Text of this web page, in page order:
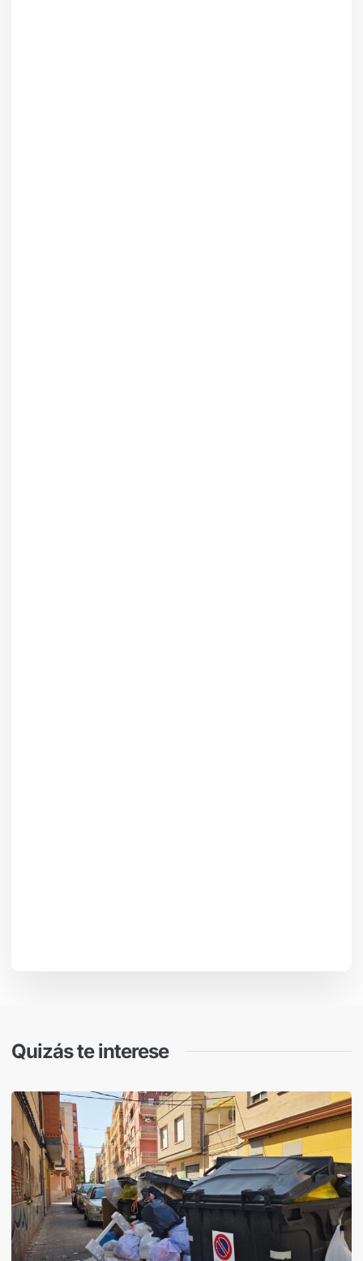
Quizás te interese